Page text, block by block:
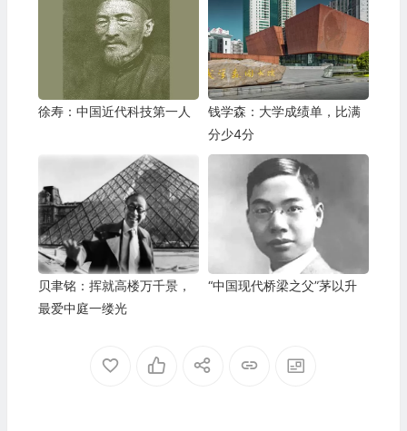
徐寿：中国近代科技第一人
钱学森：大学成绩单，比满
分少4分
贝聿铭：挥就高楼万千景，
最爱中庭一缕光
“中国现代桥梁之父”茅以升